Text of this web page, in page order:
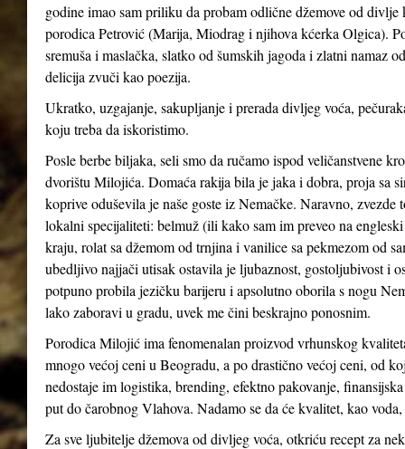
godine imao sam priliku da probam odlične džemove od
porodica Petrović (Marija, Miodrag i njihova kćerka Olgica).
sremuša i maslačka, slatko od šumskih jagoda i zlatni namaz
delicija zvuči kao poezija.
Ukratko, uzgajanje, sakupljanje i prerada divljeg voća,
koju treba da iskoristimo.
Posle berbe biljaka, seli smo da ručamo ispod veličanstvene
dvorištu Milojića. Domaća rakija bila je jaka i dobra, proja sa
koprive oduševila je naše goste iz Nemačke. Naravno,
lokalni specijaliteti: belmuž (ili kako sam im preveo na
kraju, rolat sa džemom od trnjina i vanilice sa pekmezom od
ubedljivo najjači utisak ostavila je ljubaznost, gostoljubivost i
potpuno probila jezičku barijeru i apsolutno oborila s nogu
lako zaboravi u gradu, uvek me čini beskrajno ponosnim.
Porodica Milojić ima fenomenalan proizvod vrhunskog
mnogo većoj ceni u Beogradu, a po drastično većoj ceni, od
nedostaje im logistika, brending, efektno pakovanje,
put do čarobnog Vlahova. Nadamo se da će kvalitet, kao
Za sve ljubitelje džemova od divljeg voća, otkriću recept za